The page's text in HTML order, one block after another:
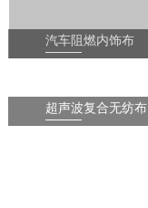
汽车阻燃内饰布
超声波复合无纺布